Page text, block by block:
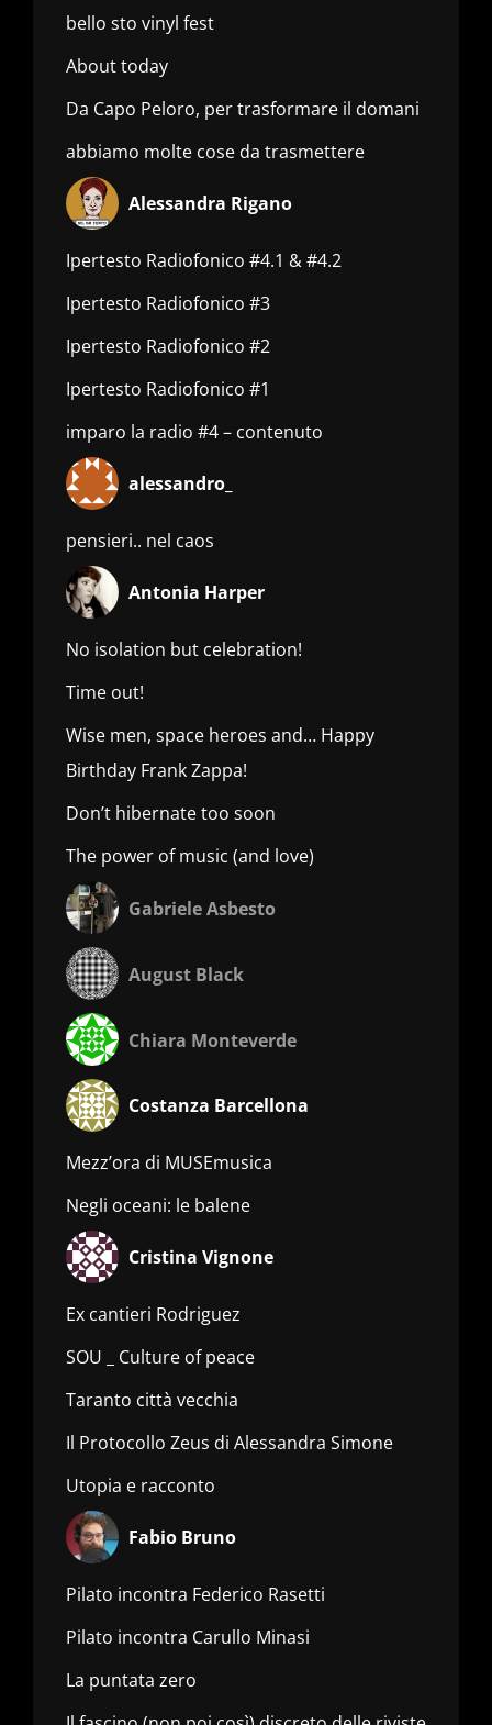
bello sto vinyl fest
About today
Da Capo Peloro, per trasformare il domani
abbiamo molte cose da trasmettere
Alessandra Rigano
Ipertesto Radiofonico #4.1 & #4.2
Ipertesto Radiofonico #3
Ipertesto Radiofonico #2
Ipertesto Radiofonico #1
imparo la radio #4 – contenuto
alessandro_
pensieri.. nel caos
Antonia Harper
No isolation but celebration!
Time out!
Wise men, space heroes and… Happy
Birthday Frank Zappa!
Don’t hibernate too soon
The power of music (and love)
Gabriele Asbesto
August Black
Chiara Monteverde
Costanza Barcellona
Mezz’ora di MUSEmusica
Negli oceani: le balene
Cristina Vignone
Ex cantieri Rodriguez
SOU _ Culture of peace
Taranto città vecchia
Il Protocollo Zeus di Alessandra Simone
Utopia e racconto
Fabio Bruno
Pilato incontra Federico Rasetti
Pilato incontra Carullo Minasi
La puntata zero